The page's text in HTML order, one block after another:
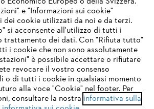
den wir noch nicht unterstützen. Für
unserer Seite empfehlen wir Ihnen, zu
Browser zu wechseln:
chrome
e "Informazioni sui cookie"
cookie utilizzati da noi e da terzi.
si acconsente all'utilizzo di tutti i
trattamento dei dati. Con "Rifiuta tutto"
i cookie che non sono assolutamente
è possibile accettare o rifiutare
revocare il vostro consenso
o di tutti i cookie in qualsiasi momento
alla voce "Cookie" nel footer. Per
consultare la nostra informativa sulla